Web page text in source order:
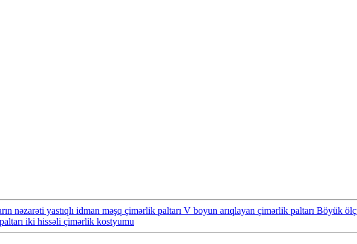
nəzarəti yastıqlı idman məşq çimərlik paltarı V boyun arıqlayan çimərlik paltarı Böyük
iki hissəli çimərlik kostyumu